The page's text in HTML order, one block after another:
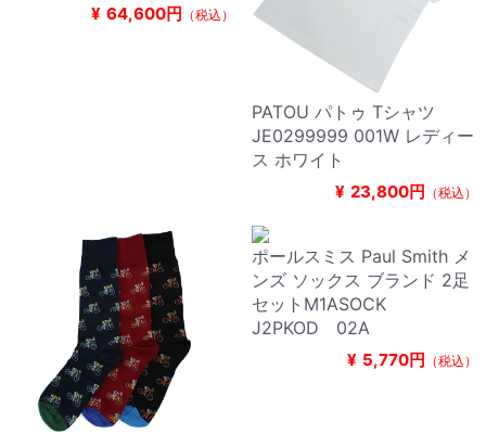
¥ 64,600円 （税込）
PATOU パトゥ Tシャツ
JE0299999 001W レディー
ス ホワイト
¥ 23,800円 （税込）
ポールスミス Paul Smith メ
ンズ ソックス ブランド 2足
セットM1ASOCK
J2PKOD 02A
¥ 5,770円 （税込）